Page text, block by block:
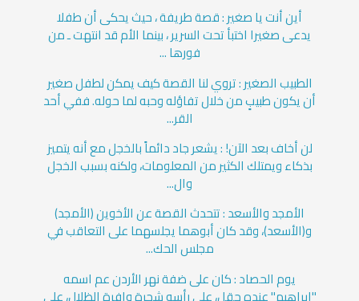
أين أنت يا صغير : قصة طريفة ، حيث يحكى أن طفلا
يدعى صغيرا اختبأ تحت السرير ، بينما الأم قد انتهت ـ من
فورها ...
الطبيب الصغير : تروي لنا القصة كيف يمكن لطفل صغير
أن يكون طبيبٍ من خلال تفاؤله وحبه لما حوله. ففي أحد
القر...
لن أخاف بعد الآن! : يشعر جاد دائماً بالخجل مع أنه يتميز
بذكاء ويمتلك الكثير من المعلومات، ولكنه بسبب الخجل
وال...
الأمجد والأسعد : تتحدث القصة عن الأخوين (الأمجد)
و(الأسعد)، وقد كان أبوهما يجلسهما على التعاقب في
مجلس الحك...
يوم الحصاد : كان على ضفة نهر الأردن عم اسمه
"إبراهيم" عنده حقل، على رأسه شجرة وافرة الظلال، على